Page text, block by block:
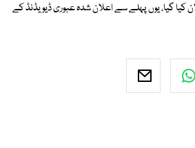
کے اجرا کا بھی اعلان کیا گیا، یوں پہلے سے اعلان شدہ عبوری ڈیویڈنڈ کے